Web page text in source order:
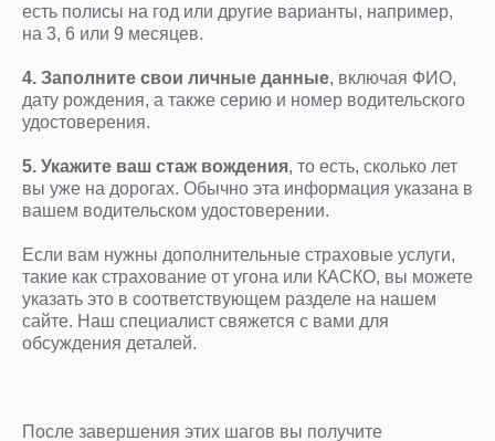
есть полисы на год или другие варианты, например,
на 3, 6 или 9 месяцев.
4. Заполните свои личные данные, включая ФИО,
дату рождения, а также серию и номер водительского
удостоверения.
5. Укажите ваш стаж вождения, то есть, сколько лет
вы уже на дорогах. Обычно эта информация указана в
вашем водительском удостоверении.
Если вам нужны дополнительные страховые услуги,
такие как страхование от угона или КАСКО, вы можете
указать это в соответствующем разделе на нашем
сайте. Наш специалист свяжется с вами для
обсуждения деталей.
После завершения этих шагов вы получите